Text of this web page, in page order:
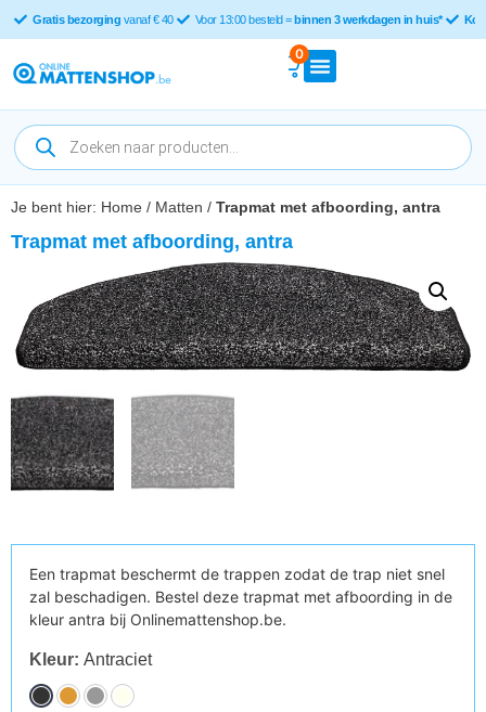
Gratis bezorging vanaf € 40 Voor 13:00 besteld =binnen 3 werkdagen in huis*
0
Je bent hier: Home / Matten / Trapmat met afboording, antra
Trapmat met afboording, antra
Een trapmat beschermt de trappen zodat de trap niet snel
zal beschadigen. Bestel deze trapmat met afboording in de
kleur antra bij Onlinemattenshop.be.
Kleur: Antraciet